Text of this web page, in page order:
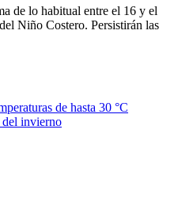
de lo habitual entre el 16 y el
Niño Costero. Persistirán las